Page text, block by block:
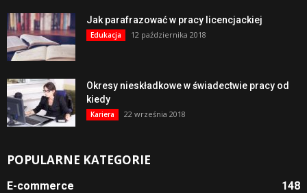
Jak parafrazować w pracy licencjackiej
Edukacja 12 października 2018
Okresy nieskładkowe w świadectwie pracy od
kiedy
Kariera 22 września 2018
POPULARNE KATEGORIE
E-commerce
148